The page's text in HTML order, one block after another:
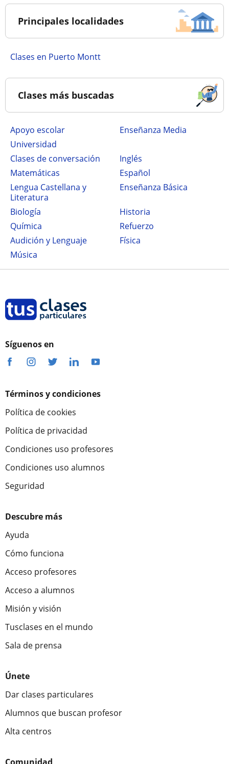
Principales localidades
Clases en Puerto Montt
Clases más buscadas
Apoyo escolar
Enseñanza Media
Universidad
Clases de conversación
Inglés
Matemáticas
Español
Lengua Castellana y
Literatura
Enseñanza Básica
Biología
Historia
Química
Refuerzo
Audición y Lenguaje
Física
Música
Síguenos en
Términos y condiciones
Política de cookies
Política de privacidad
Condiciones uso profesores
Condiciones uso alumnos
Seguridad
Descubre más
Ayuda
Cómo funciona
Acceso profesores
Acceso a alumnos
Misión y visión
Tusclases en el mundo
Sala de prensa
Únete
Dar clases particulares
Alumnos que buscan profesor
Alta centros